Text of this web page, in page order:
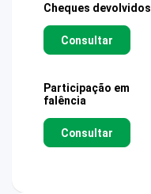
Cheques devolvidos
Consultar
Participação em
falência
Consultar